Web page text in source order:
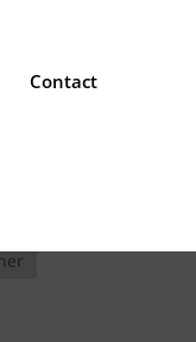
Contact